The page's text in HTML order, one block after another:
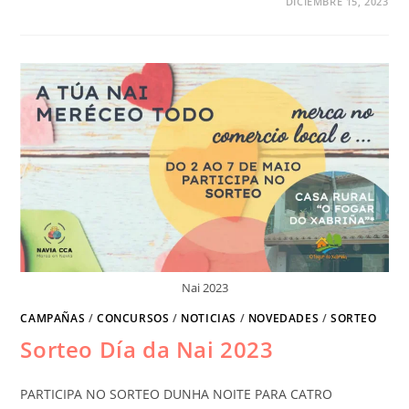
Nai 2023
CAMPAÑAS /CONCURSOS / NOTICIAS / NOVEDADES /SORTEO
Sorteo Día da Nai 2023
PARTICIPA NO SORTEO DUNHA NOITE PARA CATRO